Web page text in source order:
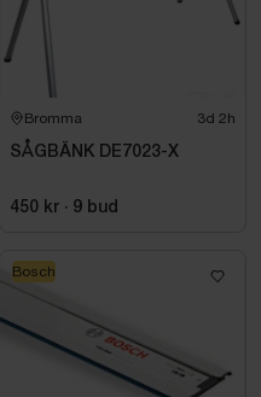
Bromma 3d 2h
SÅGBÄNK DE7023-X
450 kr · 9 bud
Bosch